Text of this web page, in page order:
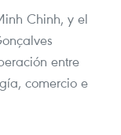
Chinh, y el
entre
comercio e